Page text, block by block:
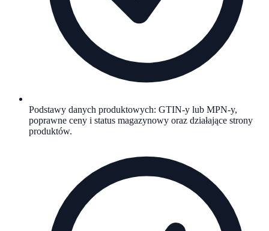
Podstawy danych produktowych: GTIN-y lub MPN-y,
poprawne ceny i status magazynowy oraz działające strony
produktów.